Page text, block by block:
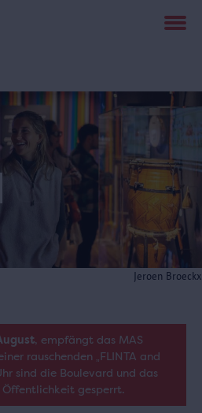
Jeroen Broeckx
, empfängt das MAS
rauschenden „FLINTA and
sind die Boulevard und das
gesperrt.